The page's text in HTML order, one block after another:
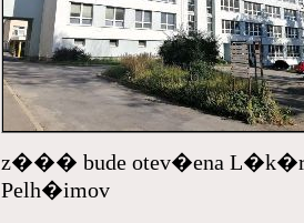
z��� bude otev�ena
Pelh�imov